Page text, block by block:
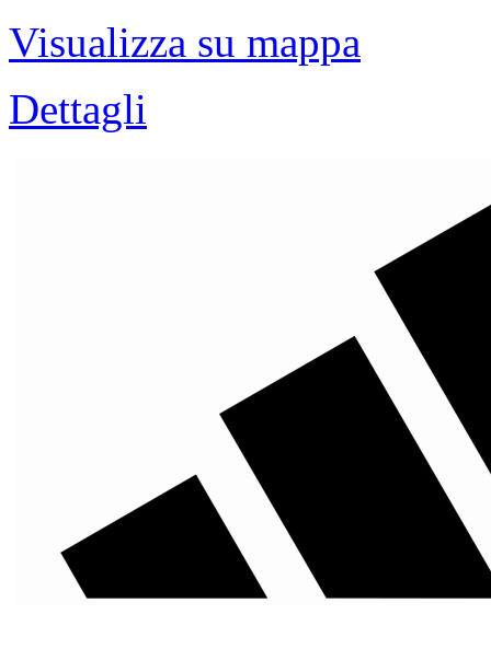
Visualizza su mappa
Dettagli